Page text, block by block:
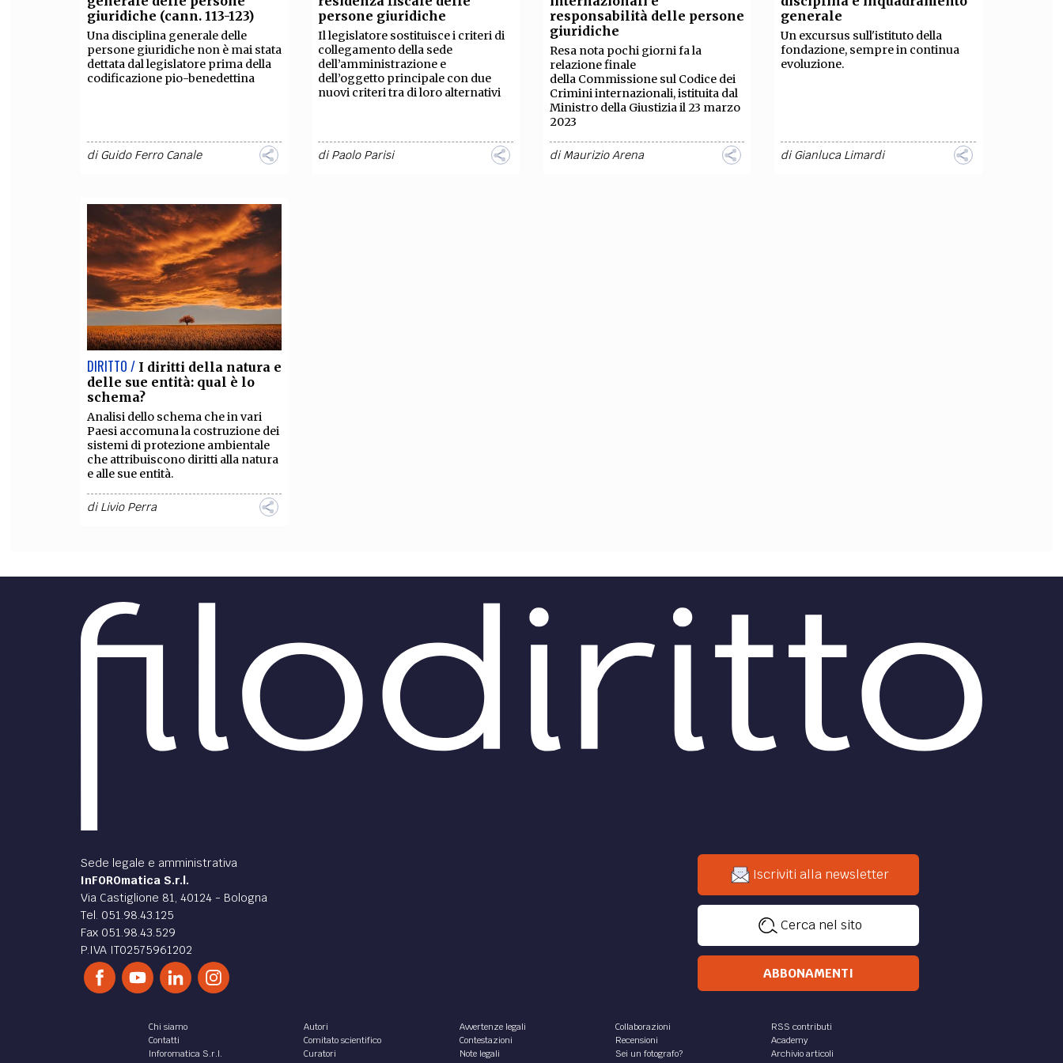
FILODIRITTO REDAZIONE COMITATO SCIENTIFICO AUTORI CURATORI FOTOGRAFI COLLABORA CON NOI
EXTRA
PROCEEDINGS PUBBLICITÀ CONTATTI
SOCIAL MEDIA
giuridiche (cann. 113-123)
Una disciplina generale delle
persone giuridiche non è mai stata
dettata dal legislatore prima della
codificazione pio-benedettina
diGuido Ferro Canale
persone giuridiche
Il legislatore sostituisce i criteri di
collegamento della sede
dell’amministrazione e
dell’oggetto principale con due
nuovi criteri tra di loro alternativi
diPaolo Parisi
responsabilità delle persone
giuridiche
Resa nota pochi giorni fa la
relazione finale
della Commissione sul Codice dei
Crimini internazionali, istituita dal
Ministro della Giustizia il 23 marzo
2023
diMaurizio Arena
generale
Un excursus sull'istituto della
fondazione, sempre in continua
evoluzione.
diGianluca Limardi
DIRITTO / I diritti della natura e
delle sue entità: qual è lo
schema?
Analisi dello schema che in vari
Paesi accomuna la costruzione dei
sistemi di protezione ambientale
che attribuiscono diritti alla natura
e alle sue entità.
diLivio Perra
Sede legale e amministrativa
InFOROmatica S.r.l.
Via Castiglione 81, 40124 - Bologna
Tel. 051.98.43.125
Fax 051.98.43.529
P.IVA IT02575961202
Iscriviti alla newsletter
Cerca nel sito
ABBONAMENTI
Chi siamo
Contatti
Inforomatica S.r.l.
Autori
Comitato scientifico
Curatori
Avvertenze legali
Contestazioni
Note legali
Collaborazioni
Recensioni
Sei un fotografo?
RSS contributi
Academy
Archivio articoli